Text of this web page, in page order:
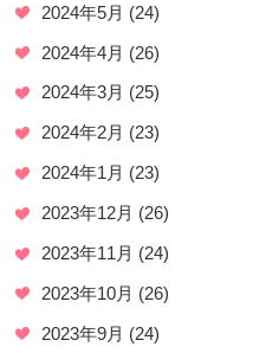
2024年5月 (24)
2024年4月 (26)
2024年3月 (25)
2024年2月 (23)
2024年1月 (23)
2023年12月 (26)
2023年11月 (24)
2023年10月 (26)
2023年9月 (24)